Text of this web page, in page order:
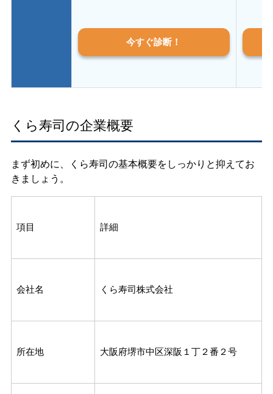
今すぐ診断！
くら寿司の企業概要
まず初めに、くら寿司の基本概要をしっかりと抑えてお
きましょう。
項目 詳細
会社名 くら寿司株式会社
所在地 大阪府堺市中区深阪１丁２番２号